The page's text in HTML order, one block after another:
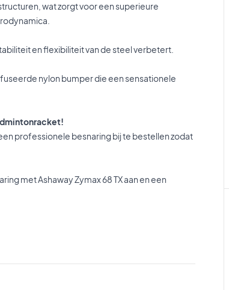
wat zorgt voor een superieure
en flexibiliteit van de steel verbetert.
nylon bumper die een sensationele
een professionele besnaring bij te bestellen zodat
met Ashaway Zymax 68 TX aan en een